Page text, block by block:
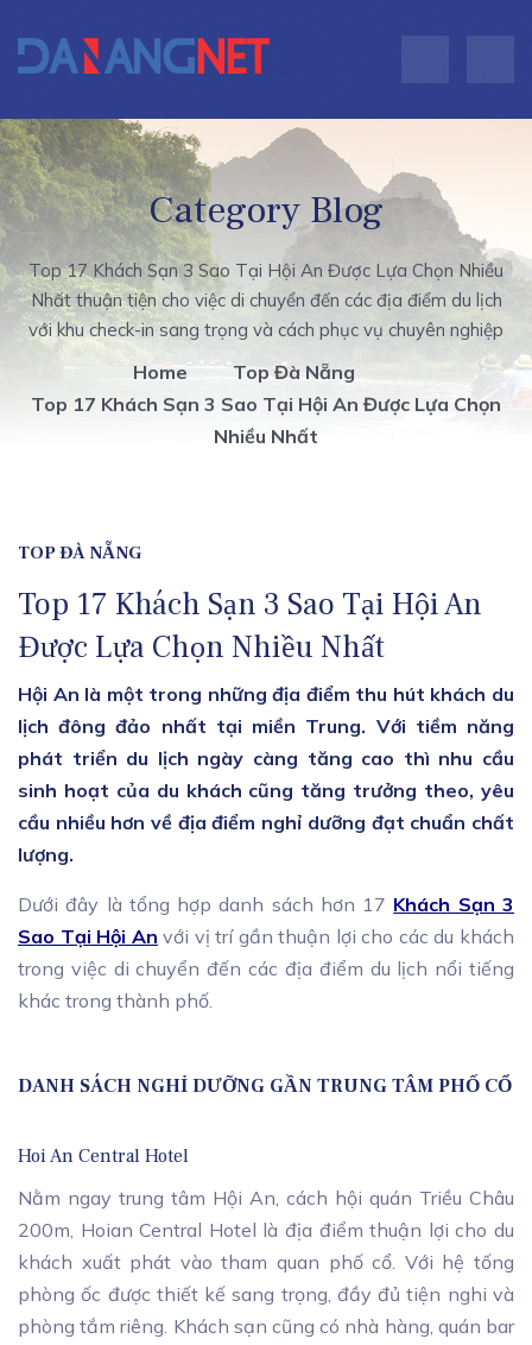
Category Blog
Top 17 Khách Sạn 3 Sao Tại Hội An Được Lựa Chọn Nhiều
Nhất thuận tiện cho việc di chuyển đến các địa điểm du lịch
với khu check-in sang trọng và cách phục vụ chuyên nghiệp
Home
Top Đà Nẵng
Top 17 Khách Sạn 3 Sao Tại Hội An Được Lựa Chọn
Nhiều Nhất
TOP ĐÀ NẴNG
Top 17 Khách Sạn 3 Sao Tại Hội An
Được Lựa Chọn Nhiều Nhất
Hội An là một trong những địa điểm thu hút khách du
lịch đông đảo nhất tại miền Trung. Với tiềm năng
phát triển du lịch ngày càng tăng cao thì nhu cầu
sinh hoạt của du khách cũng tăng trưởng theo, yêu
cầu nhiều hơn về địa điểm nghỉ dưỡng đạt chuẩn chất
lượng.
Dưới đây là tổng hợp danh sách hơn 17 Khách Sạn 3
Sao Tại Hội An với vị trí gần thuận lợi cho các du khách
trong việc di chuyển đến các địa điểm du lịch nổi tiếng
khác trong thành phố.
DANH SÁCH NGHỈ DƯỠNG GẦN TRUNG TÂM PHỐ CỔ
Hoi An Central Hotel
Nằm ngay trung tâm Hội An, cách hội quán Triều Châu
200m, Hoian Central Hotel là địa điểm thuận lợi cho du
khách xuất phát vào tham quan phố cổ. Với hệ tống
phòng ốc được thiết kế sang trọng, đầy đủ tiện nghi và
phòng tắm riêng. Khách sạn cũng có nhà hàng, quán bar